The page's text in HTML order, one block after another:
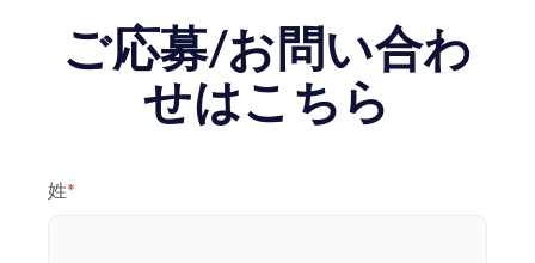
ご応募/お問い合わ
せはこちら
姓*